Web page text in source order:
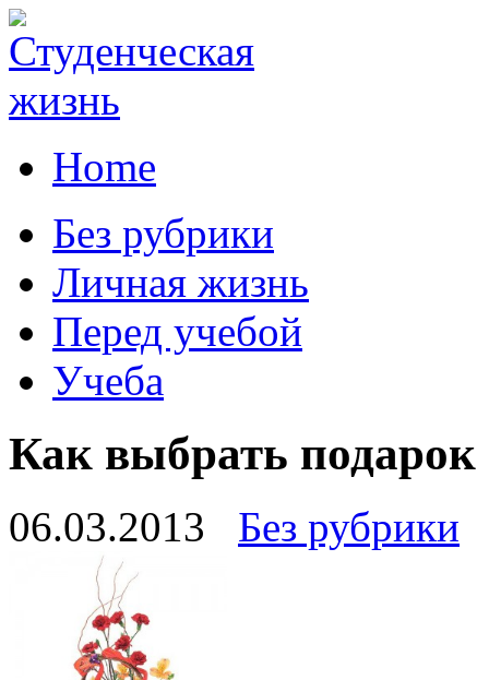
Home
Без рубрики
Личная жизнь
Перед учебой
Учеба
Как выбрать подарок
06.03.2013 Без рубрики